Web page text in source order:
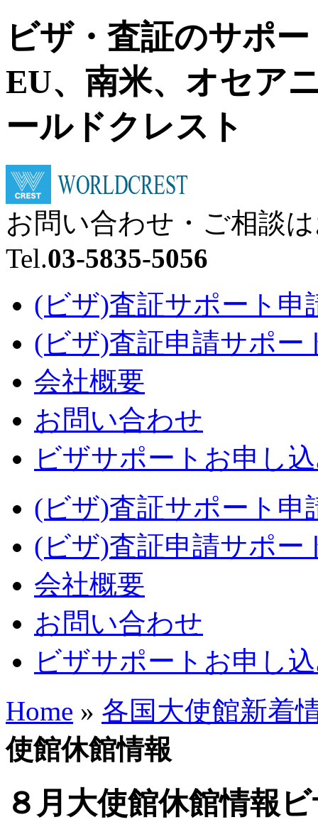
ビザ・査証のサポ
EU、南米、オセア
ールドクレスト
お問い合わせ・ご相談
Tel.03-5835-5056
(ビザ)査証サポート申
(ビザ)査証申請サポー
会社概要
お問い合わせ
ビザサポートお申し
(ビザ)査証サポート申
(ビザ)査証申請サポー
会社概要
お問い合わせ
ビザサポートお申し
Home » 各国大使館新着
使館休館情報
８月大使館休館情報